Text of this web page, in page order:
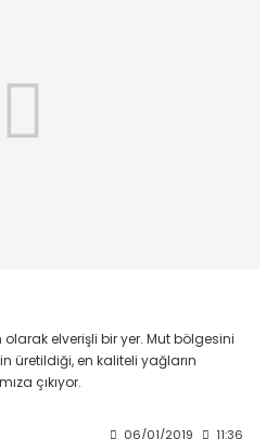
elverişli bir yer. Mut bölgesini
üretildiği, en kaliteli yağların
çıkıyor.
06/01/2019 11:36